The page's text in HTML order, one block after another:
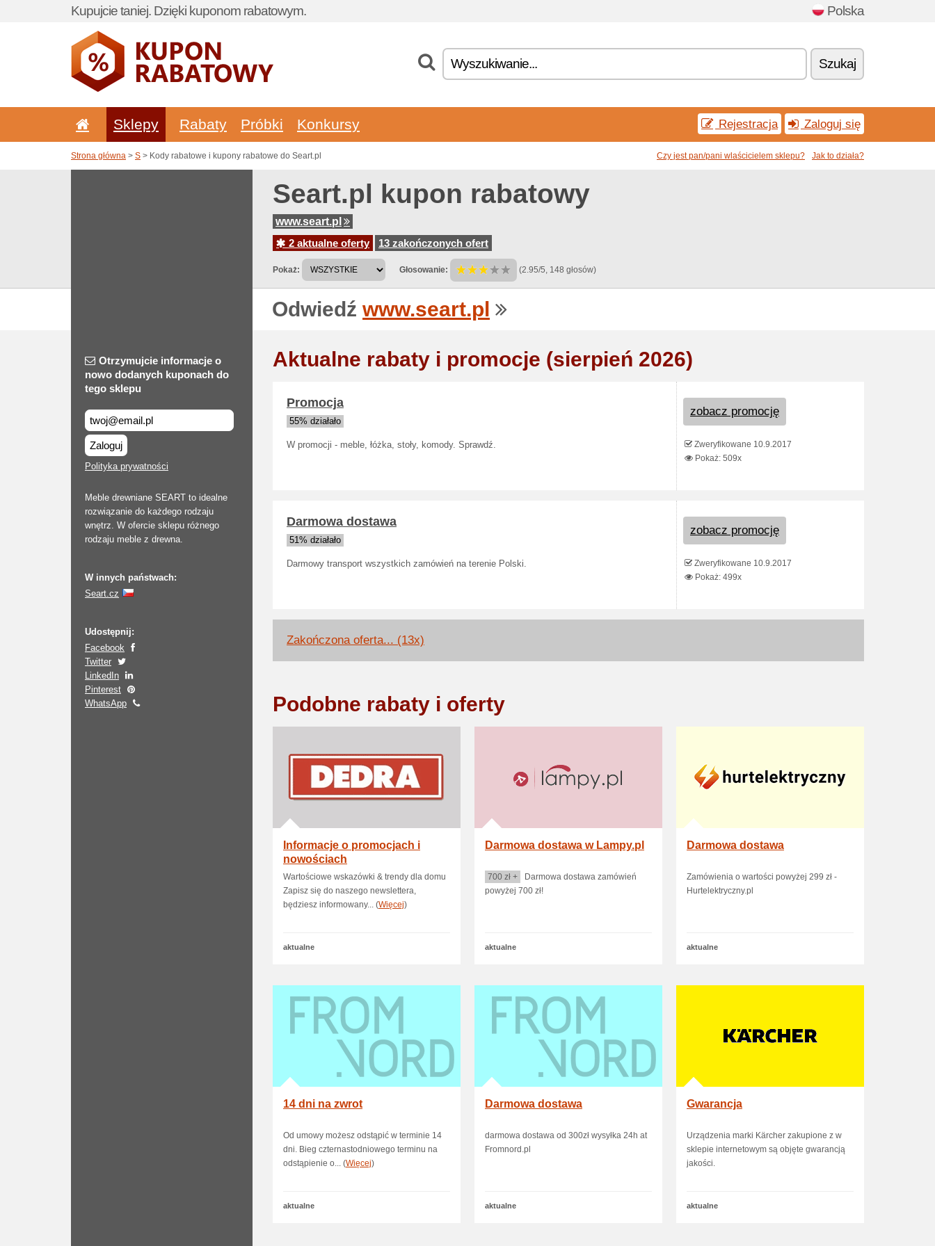
Kupujcie taniej. Dzięki kuponom rabatowym. Polska
Szukaj
Sklepy Rabaty Próbki Konkursy Rejestracja Zaloguj się
Strona główna > S > Kody rabatowe i kupony rabatowe do Seart.pl Czy jest pan/pani wlaścicielem sklepu? Jak to działa?
Seart.pl kupon rabatowy
www.seart.pl
2 aktualne oferty
13 zakończonych ofert
Pokaż: Głosowanie: (2.95/5, 148 głosów)
Odwiedź www.seart.pl
Otrzymujcie informacje o
nowo dodanych kuponach do
tego sklepu
Zaloguj
Polityka prywatności
Meble drewniane SEART to idealne
rozwiązanie do każdego rodzaju
wnętrz. W ofercie sklepu różnego
rodzaju meble z drewna.
W innych państwach:
Seart.cz
Udostępnij:
Facebook
Twitter
LinkedIn
Pinterest
WhatsApp
Aktualne rabaty i promocje (sierpień 2026)
Promocja
55% działało
W promocji - meble, łóżka, stoły, komody. Sprawdź.
zobacz promocję
Zweryfikowane 10.9.2017
Pokaż: 509x
Darmowa dostawa
51% działało
Darmowy transport wszystkich zamówień na terenie Polski.
zobacz promocję
Zweryfikowane 10.9.2017
Pokaż: 499x
Zakończona oferta... (13x)
Podobne rabaty i oferty
Informacje o promocjach i
nowościach
Wartościowe wskazówki & trendy dla domu
Zapisz się do naszego newslettera,
będziesz informowany... (Więcej)
aktualne
Darmowa dostawa w Lampy.pl
700 zł +
Darmowa dostawa zamówień
powyżej 700 zł!
aktualne
Darmowa dostawa
Zamówienia o wartości powyżej 299 zł -
Hurtelektryczny.pl
aktualne
14 dni na zwrot
Od umowy możesz odstąpić w terminie 14
dni. Bieg czternastodniowego terminu na
odstąpienie o... (Więcej)
aktualne
Darmowa dostawa
darmowa dostawa od 300zł wysyłka 24h at
Fromnord.pl
aktualne
Gwarancja
Urządzenia marki Kärcher zakupione z w
sklepie internetowym są objęte gwarancją
jakości.
aktualne